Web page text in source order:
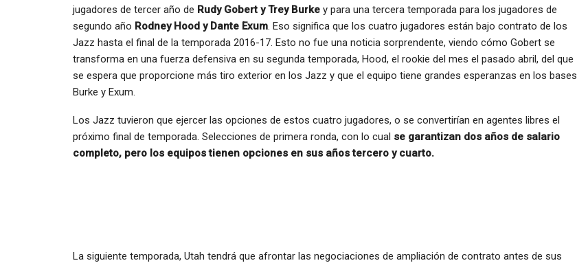
jugadores de tercer año de Rudy Gobert y Trey Burke y para una tercera temporada para los jugadores de
segundo año Rodney Hood y Dante Exum. Eso significa que los cuatro jugadores están bajo contrato de los
Jazz hasta el final de la temporada 2016-17. Esto no fue una noticia sorprendente, viendo cómo Gobert se
transforma en una fuerza defensiva en su segunda temporada, Hood, el rookie del mes el pasado abril, del que
se espera que proporcione más tiro exterior en los Jazz y que el equipo tiene grandes esperanzas en los bases
Burke y Exum.
Los Jazz tuvieron que ejercer las opciones de estos cuatro jugadores, o se convertirían en agentes libres el
próximo final de temporada. Selecciones de primera ronda, con lo cual se garantizan dos años de salario
completo, pero los equipos tienen opciones en sus años tercero y cuarto.
La siguiente temporada, Utah tendrá que afrontar las negociaciones de ampliación de contrato antes de sus